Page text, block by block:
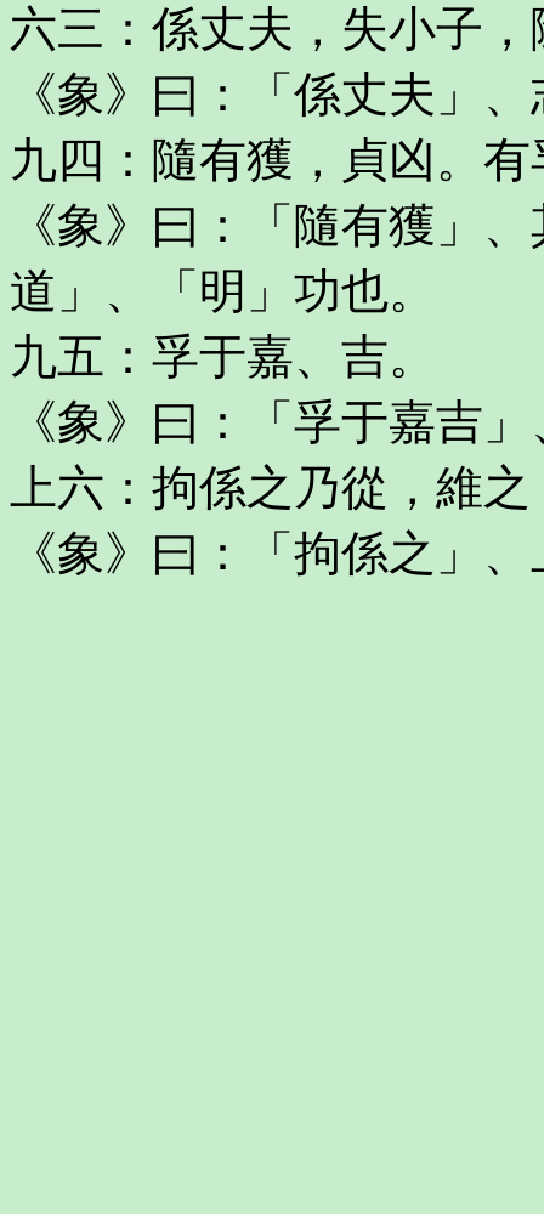
六三：係丈夫，失小子
《象》曰：「係丈夫」
九四：隨有獲，貞凶。
《象》曰：「隨有獲」
道」、「明」功也。
九五：孚于嘉、吉。
《象》曰：「孚于嘉吉
上六：拘係之乃從，維
《象》曰：「拘係之」